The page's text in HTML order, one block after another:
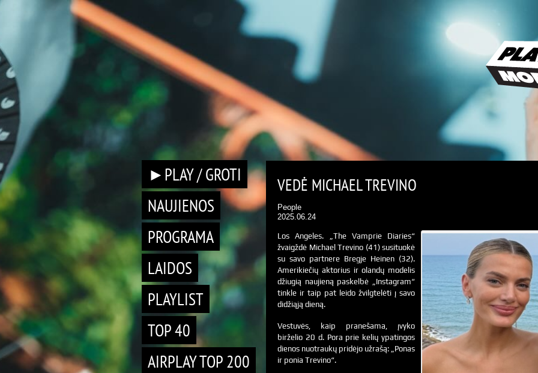
►PLAY / GROTI
NAUJIENOS
PROGRAMA
LAIDOS
PLAYLIST
TOP 40
AIRPLAY TOP 200
VEDĖ MICHAEL TREVINO
People
2025.06.24
Los Angeles. „The Vamprie Diaries“
žvaigždė Michael Trevino (41) susituokė
su savo partnere Bregje Heinen (32).
Amerikiečių aktorius ir olandų modelis
džiugią naujieną paskelbė „Instagram“
tinkle ir taip pat leido žvilgtelėti į savo
didžiąją dieną.
Vestuvės, kaip pranešama, įvyko
birželio 20 d. Pora prie kelių ypatingos
dienos nuotraukų pridėjo užrašą: „Ponas
ir ponia Trevino“.